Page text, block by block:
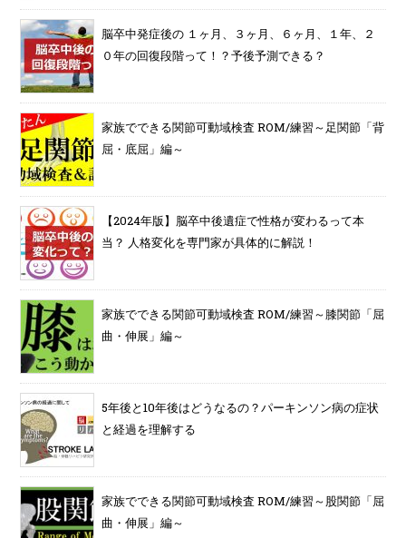
脳卒中発症後の １ヶ月、３ヶ月、６ヶ月、１年、２
０年の回復段階って！？予後予測できる？
家族でできる関節可動域検査 ROM/練習～足関節「背
屈・底屈」編～
【2024年版】脳卒中後遺症で性格が変わるって本
当？ 人格変化を専門家が具体的に解説！
家族でできる関節可動域検査 ROM/練習～膝関節「屈
曲・伸展」編～
5年後と10年後はどうなるの？パーキンソン病の症状
と経過を理解する
家族でできる関節可動域検査 ROM/練習～股関節「屈
曲・伸展」編～